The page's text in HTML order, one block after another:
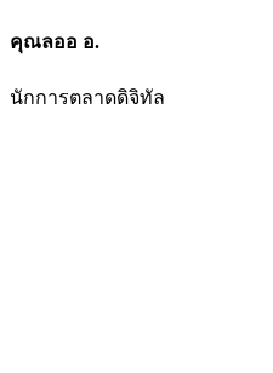
คุณลออ อ.
นักการตลาดดิจิทัล